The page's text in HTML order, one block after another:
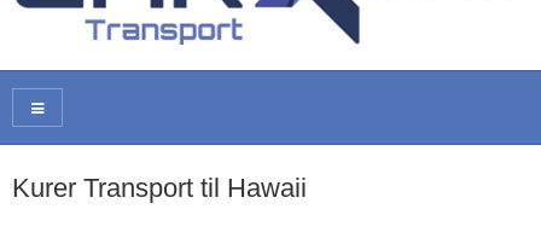
Kurer Transport til Hawaii